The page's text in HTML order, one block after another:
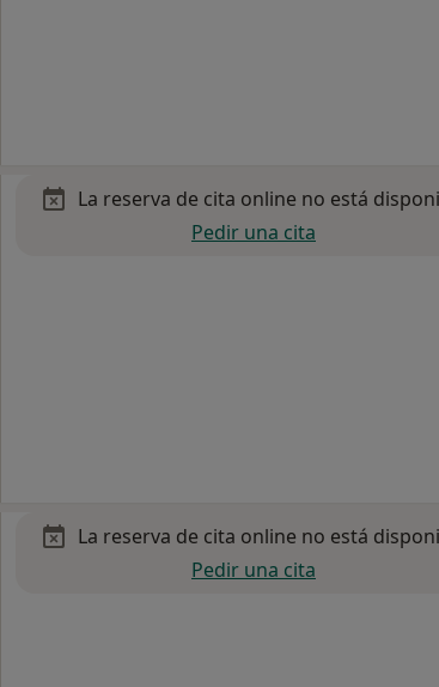
La reserva de cita online no está
Pedir una cita
La reserva de cita online no está
Pedir una cita